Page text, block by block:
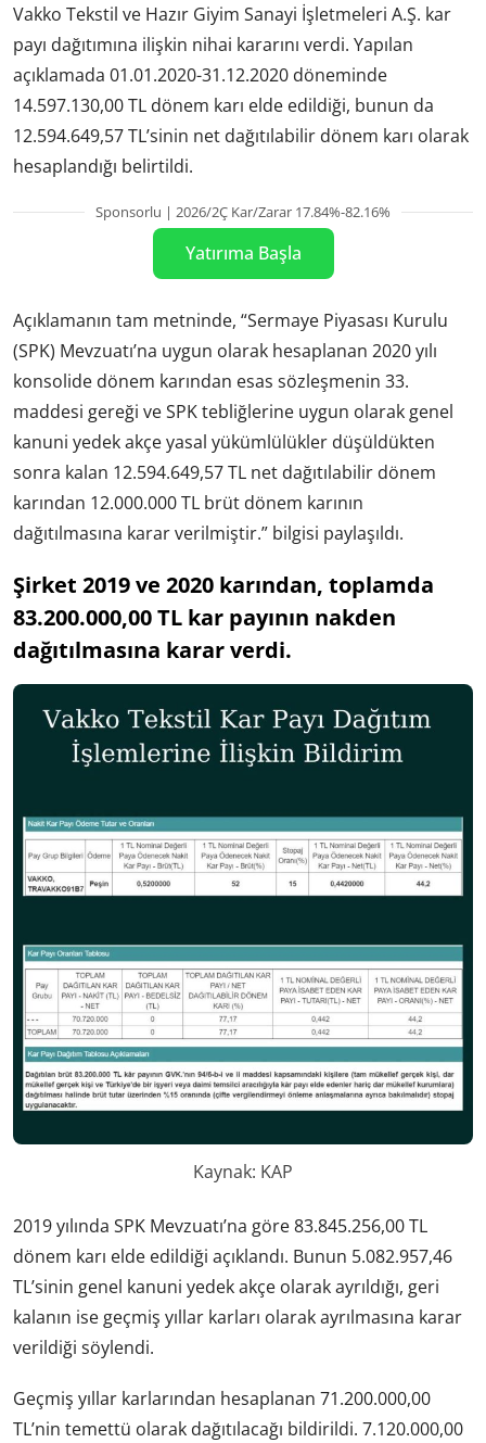
Vakko Tekstil ve Hazır Giyim Sanayi İşletmeleri A.Ş. kar
payı dağıtımına ilişkin nihai kararını verdi. Yapılan
açıklamada 01.01.2020-31.12.2020 döneminde
14.597.130,00 TL dönem karı elde edildiği, bunun da
12.594.649,57 TL’sinin net dağıtılabilir dönem karı olarak
hesaplandığı belirtildi.
Sponsorlu | 2026/2Ç Kar/Zarar 17.84%-82.16%
Yatırıma Başla
Açıklamanın tam metninde, “Sermaye Piyasası Kurulu
(SPK) Mevzuatı’na uygun olarak hesaplanan 2020 yılı
konsolide dönem karından esas sözleşmenin 33.
maddesi gereği ve SPK tebliğlerine uygun olarak genel
kanuni yedek akçe yasal yükümlülükler düşüldükten
sonra kalan 12.594.649,57 TL net dağıtılabilir dönem
karından 12.000.000 TL brüt dönem karının
dağıtılmasına karar verilmiştir.” bilgisi paylaşıldı.
Şirket 2019 ve 2020 karından, toplamda
83.200.000,00 TL kar payının nakden
dağıtılmasına karar verdi.
Kaynak: KAP
2019 yılında SPK Mevzuatı’na göre 83.845.256,00 TL
dönem karı elde edildiği açıklandı. Bunun 5.082.957,46
TL’sinin genel kanuni yedek akçe olarak ayrıldığı, geri
kalanın ise geçmiş yıllar karları olarak ayrılmasına karar
verildiği söylendi.
Geçmiş yıllar karlarından hesaplanan 71.200.000,00
TL’nin temettü olarak dağıtılacağı bildirildi. 7.120.000,00